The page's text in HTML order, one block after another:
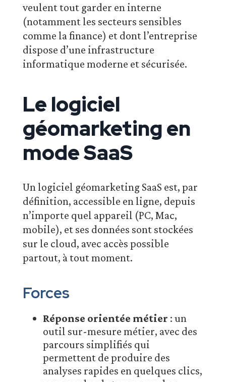
veulent tout garder en interne
(notamment les secteurs sensibles
comme la finance) et dont l’entreprise
dispose d’une infrastructure
informatique moderne et sécurisée.
Le logiciel
géomarketing en
mode SaaS
Un logiciel géomarketing SaaS est, par
définition, accessible en ligne, depuis
n’importe quel appareil (PC, Mac,
mobile), et ses données sont stockées
sur le cloud, avec accès possible
partout, à tout moment.
Forces
Réponse orientée métier : un
outil sur-mesure métier, avec des
parcours simplifiés qui
permettent de produire des
analyses rapides en quelques clics,